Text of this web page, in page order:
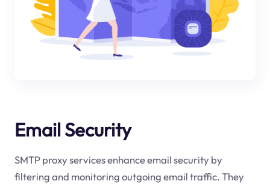
Email Security
SMTP proxy services enhance email security by
filtering and monitoring outgoing email traffic. They